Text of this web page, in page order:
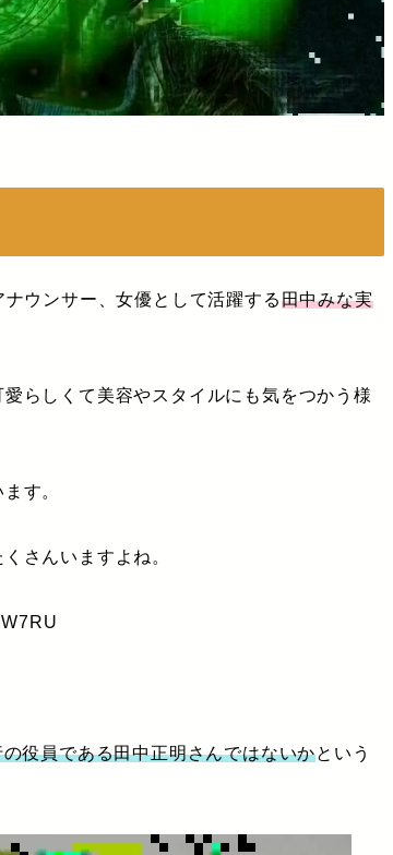
ウンサー、女優として活躍する田中みな実
らしくて美容やスタイルにも気をつかう様
す。
さんいますよね。
役員である田中正明さんではないかという